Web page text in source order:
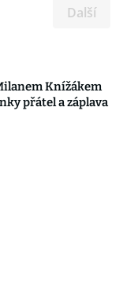
Další
Knížákem
přátel a záplava